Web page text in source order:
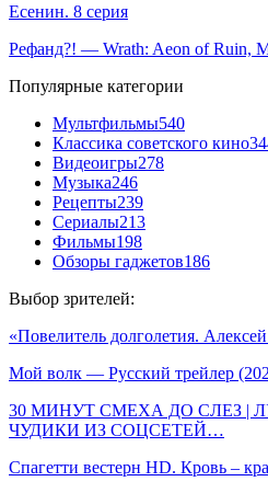
Есенин. 8 серия
Рефанд?! — Wrath: Aeon of Ruin,
Популярные категории
Мультфильмы540
Классика советского кино
Видеоигры278
Музыка246
Рецепты239
Сериалы213
Фильмы198
Обзоры гаджетов186
Выбор зрителей:
«Повелитель долголетия.
Мой волк — Русский трейлер
30 МИНУТ СМЕХА ДО СЛЕЗ |
ЧУДИКИ ИЗ СОЦСЕТЕЙ…
Спагетти вестерн HD. Кровь –